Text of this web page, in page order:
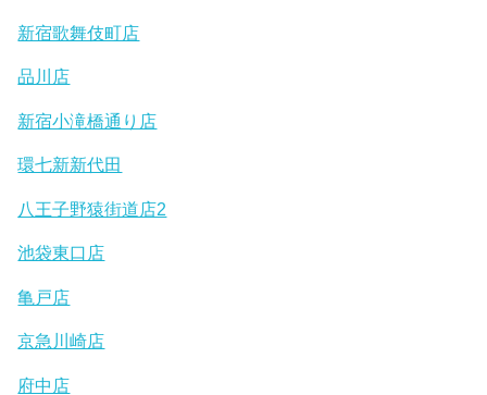
新宿歌舞伎町店
品川店
新宿小滝橋通り店
環七新新代田
八王子野猿街道店2
池袋東口店
亀戸店
京急川崎店
府中店